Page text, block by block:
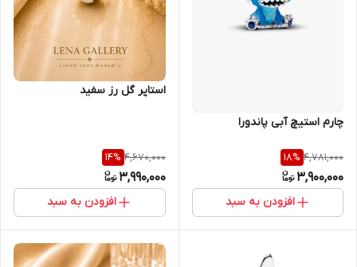
چارم استیچ آبی پاندورا
4,781,000
18%
3,900,000
افزودن به سبد
استاپر گل رز سفید
4,670,000
14%
3,990,000
افزودن به سبد